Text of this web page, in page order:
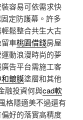
容易可依需求快
定防護幕。許多
鬆整合共生大古
車桃園借錢房屋
動浪漫時尚的夢
告平台需施工客
和鍍膜塗層和其他
融投資何與cad軟
格隱適美不過還有
好的落實高精度